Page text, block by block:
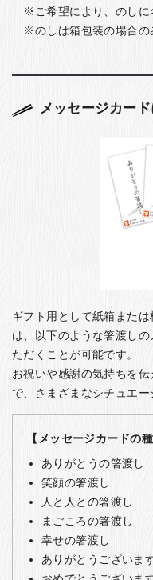
ご希望により、のしに
のしは箱包装の場合の
メッセージカー
ギフト用として紙箱また
は、以下のような箸渡し
ただくことが可能です。
お祝いや感謝の気持ちを
で、さまざまなシチュエー
【メッセージカードの種
ありがとうの箸渡し
笑顔の箸渡し
人と人との箸渡し
まごころの箸渡し
幸せの箸渡し
ありがとうございま